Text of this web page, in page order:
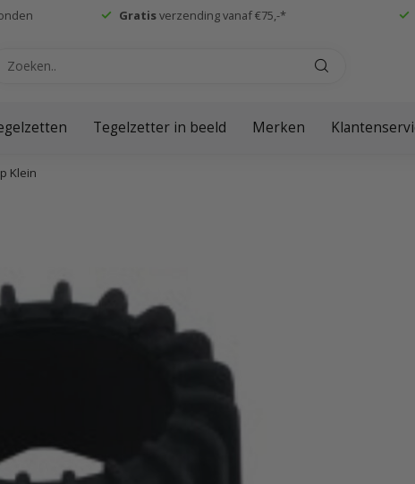
Gratisverzending vanaf €75,-*
Tegelzetter in beeld Merken
Klein